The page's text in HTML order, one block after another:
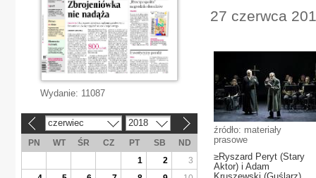
27 czerwca
źródło: materiały
prasowe
≥Ryszard Peryt (Stary
Aktor) i Adam
Wydanie: 11087
czerwiec 2018
PN WT ŚR CZ PT SB
ND
1
2
3